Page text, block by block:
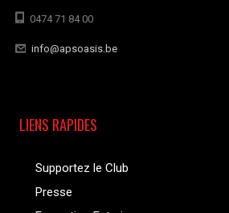
0474 71 84 00
info@apsoasis.be
LIENS RAPIDES
Supportez le Club
Presse